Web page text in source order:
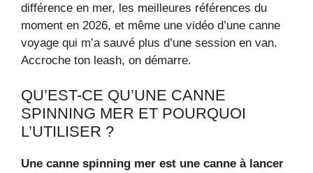
différence en mer, les meilleures références du
moment en 2026, et même une vidéo d’une canne
voyage qui m’a sauvé plus d’une session en van.
Accroche ton leash, on démarre.
QU’EST-CE QU’UNE CANNE
SPINNING MER ET POURQUOI
L’UTILISER ?
Une canne spinning mer est une canne à lancer